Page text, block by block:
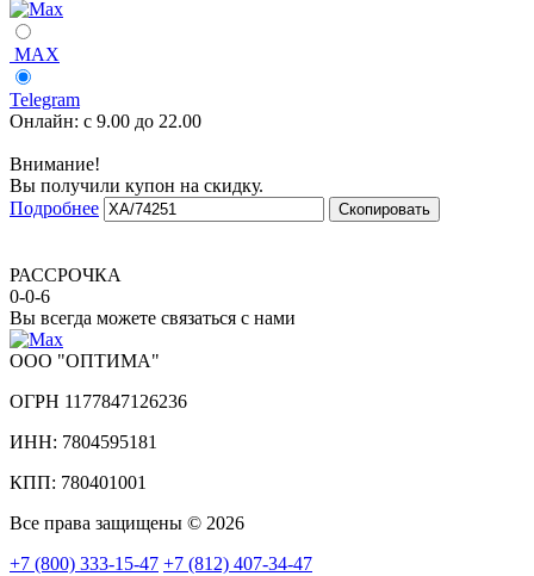
MAX
Telegram
Онлайн: с 9.00 до 22.00
Внимание!
Вы получили купон на скидку.
Подробнее
Скопировать
РАССРОЧКА
0-0-6
Вы всегда можете связаться с нами
ООО "ОПТИМА"
ОГРН 1177847126236
ИНН: 7804595181
КПП: 780401001
Все права защищены © 2026
+7 (800) 333-15-47 +7 (812) 407-34-47